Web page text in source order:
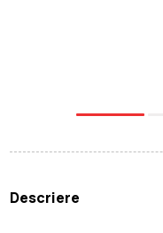
Descriere